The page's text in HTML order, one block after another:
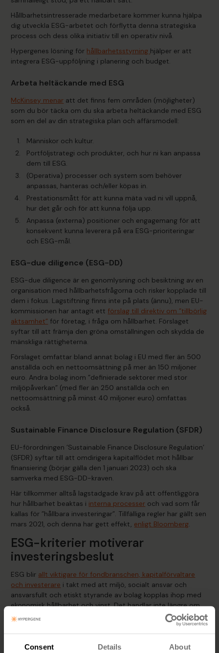
Consent Details About
Hållbarhetsintresserade medarbetare kommer kunna hjälpa
dig utveckla ESG-arbetet och förflytta denna strategiska
process och dess olika initiativ till en operativ nivå.
Hypergenes lösning för hållbarhetsstyrning hjälper er att
integrera ESG-uppföljning i planering och budget.
Arbeta heltäckande med ESG
McKinsey menar att det finns fem områden (möjligheter)
som du bör täcka om du ska arbeta heltäckande med ESG
som en del av din strategiska plan och affärsmodell:
Människor och kultur.
Portföljstrategi och produkter, och hur ni kan anpassa
dem till ESG.
(Operativa) processer och system som behöver
anpassas, hanteras och/eller köpas in.
Prestationsmått för att kunna mäta vad ni vill uppnå,
hur det går och för att kunna följa upp.
Anpassa (externa) positioner och engagemang för att
konsekvent kunna leverera på era ESG-prioriteringar
och ESG-mål.
ESG-due diligence (ESG-DD)
ESG-due diligence är en genomlysning och besiktning av en
organisation med hållbarhetsfrågorna och risker kopplade till
dem i fokus. Lagstiftning finns inte på plats (ännu), men EU-
kommissionen har antagit ett förslag till direktiv om ”tillbörlig
aktsamhet” för företag, i fråga om hållbarhet. Förslaget
syftar till att främja den gröna omställningen och skydda de
mänskliga rättigheterna.
Förslaget omfattar bland annat bolag i EU med fler än 500
anställda och en nettoomsättning på mer än 150 miljoner
euro. Andra bolag inom ”definierade sektorer med stor
miljöpåverkan” (med fler än 250 anställda och en
nettoomsättning på minst 40 miljoner euro) omfattas
också.
Sustainable Finance Disclosure Regulation (SFDR)
EU-förordningen ’Sustainable Finance Disclosure Regulation’
(SFDR) syftar till att omdirigera kapitalflödet mot hållbar
finansiering (börjar gälla den 1 januari 2023) och ska
samverka med ESG-DD-kraven.
Här tillkommer alltså lagstadgade krav på att offentliggöra
hur hållbarhet beaktas i interna processer och vad som får
kallas för ”hållbara investeringar”. Tillfälliga regler har gällt sen
mars 2021, och denna har gett effekt, enligt Bloomberg.
ESG-kriterier motiverar
investeringsbeslut
ESG blir allt viktigare för fondbranschen, kapitalförvaltare
och investerare i takt med att miljö, socialt ansvar och
ansvarsfullt och etiskt styrande av bolag kopplas ihop med
ekonomisk hållbarhet och vinst. Det handlar inte längre om
att bara skapa vinst för aktieägarna (även om ESG i
ESG-kriterierna